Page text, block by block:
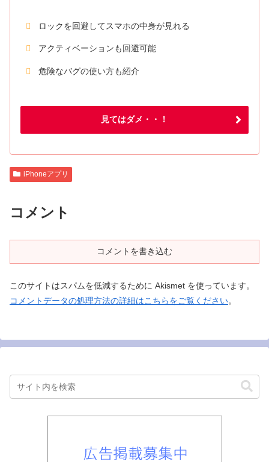
ロックを回避してスマホの中身が見れる
アクティベーションも回避可能
危険なバグの使い方も紹介
見てはダメ・・！
iPhoneアプリ
コメント
コメントを書き込む
このサイトはスパムを低減するために Akismet を使っています。
コメントデータの処理方法の詳細はこちらをご覧ください。